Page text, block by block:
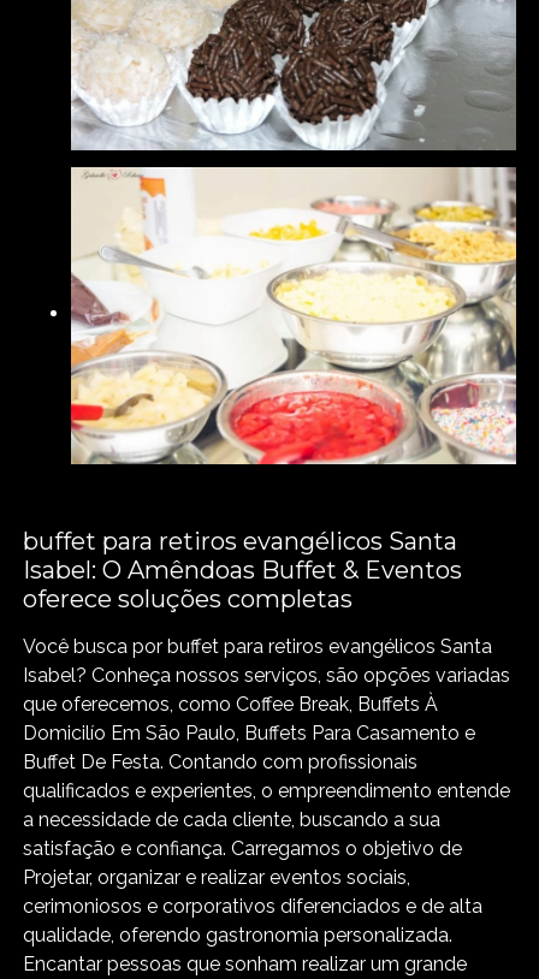
buffet para retiros evangélicos Santa
Isabel: O Amêndoas Buffet & Eventos
oferece soluções completas
Você busca por buffet para retiros evangélicos Santa
Isabel? Conheça nossos serviços, são opções variadas
que oferecemos, como Coffee Break, Buffets À
Domicilío Em São Paulo, Buffets Para Casamento e
Buffet De Festa. Contando com profissionais
qualificados e experientes, o empreendimento entende
a necessidade de cada cliente, buscando a sua
satisfação e confiança. Carregamos o objetivo de
Projetar, organizar e realizar eventos sociais,
cerimoniosos e corporativos diferenciados e de alta
qualidade, oferendo gastronomia personalizada.
Encantar pessoas que sonham realizar um grande